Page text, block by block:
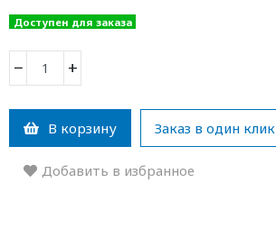
Доступен для заказа
− +
В корзину Заказ в один клик
Добавить в избранное